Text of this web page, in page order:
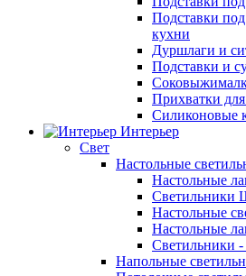
Подставки
кухни
Дуршлаги и
Подставки и
Прихватки
Силиконовые
Интерьер
Свет
Настольные
Настольные
Светильники
Настольные
Настольные
Светильники -
Напольные